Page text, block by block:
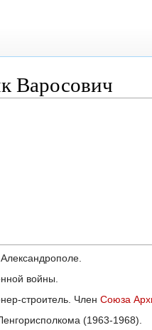
Варосович
войны.
строитель. Член Союза
(1963-1968).